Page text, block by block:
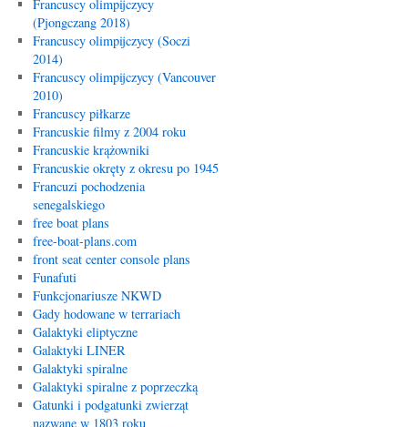
Francuscy olimpijczycy
(Pjongczang 2018)
Francuscy olimpijczycy (Soczi
2014)
Francuscy olimpijczycy (Vancouver
2010)
Francuscy piłkarze
Francuskie filmy z 2004 roku
Francuskie krążowniki
Francuskie okręty z okresu po 1945
Francuzi pochodzenia
senegalskiego
free boat plans
free-boat-plans.com
front seat center console plans
Funafuti
Funkcjonariusze NKWD
Gady hodowane w terrariach
Galaktyki eliptyczne
Galaktyki LINER
Galaktyki spiralne
Galaktyki spiralne z poprzeczką
Gatunki i podgatunki zwierząt
nazwane w 1803 roku